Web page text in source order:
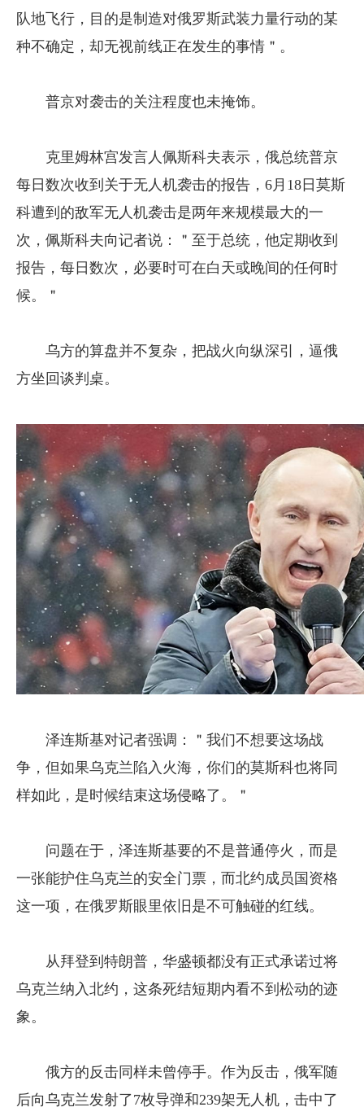
队地飞行，目的是制造对俄罗斯武装力量行动的某
种不确定，却无视前线正在发生的事情＂。
普京对袭击的关注程度也未掩饰。
克里姆林宫发言人佩斯科夫表示，俄总统普京
每日数次收到关于无人机袭击的报告，6月18日莫斯
科遭到的敌军无人机袭击是两年来规模最大的一
次，佩斯科夫向记者说：＂至于总统，他定期收到
报告，每日数次，必要时可在白天或晚间的任何时
候。＂
乌方的算盘并不复杂，把战火向纵深引，逼俄
方坐回谈判桌。
泽连斯基对记者强调：＂我们不想要这场战
争，但如果乌克兰陷入火海，你们的莫斯科也将同
样如此，是时候结束这场侵略了。＂
问题在于，泽连斯基要的不是普通停火，而是
一张能护住乌克兰的安全门票，而北约成员国资格
这一项，在俄罗斯眼里依旧是不可触碰的红线。
从拜登到特朗普，华盛顿都没有正式承诺过将
乌克兰纳入北约，这条死结短期内看不到松动的迹
象。
俄方的反击同样未曾停手。作为反击，俄军随
后向乌克兰发射了7枚导弹和239架无人机，击中了